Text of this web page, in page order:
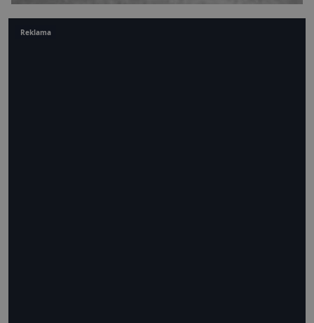
Reklama